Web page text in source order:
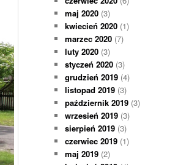
maj 2020 (3)
kwiecień 2020 (1)
marzec 2020 (7)
luty 2020 (3)
styczeń 2020 (3)
grudzień 2019 (4)
listopad 2019 (3)
październik 2019 (3)
wrzesień 2019 (3)
sierpień 2019 (3)
czerwiec 2019 (1)
maj 2019 (2)